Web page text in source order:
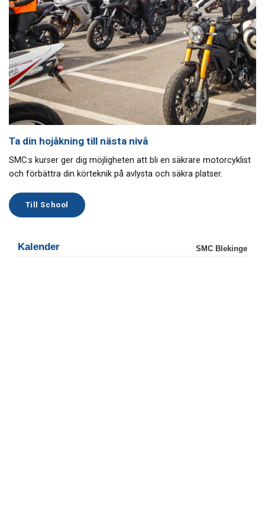
Ta din hojåkning till nästa nivå
SMC:s kurser ger dig möjligheten att bli en säkrare motorcyklist
och förbättra din körteknik på avlysta och säkra platser.
Till School